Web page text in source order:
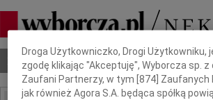
Nekrologi Odeszli Poradnik pogrzebowy
Dbamy o Twoją prywatność
Droga Użytkowniczko, Drogi Użytkowniku,
zgodę klikając "Akceptuję", Wyborcza sp. z
Zaufani Partnerzy, w tym [874 ]
jak również Agora S.A. będąca spółką